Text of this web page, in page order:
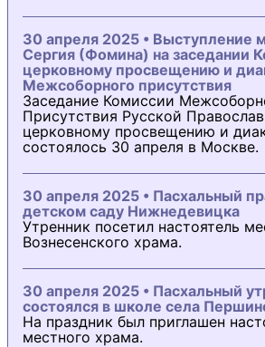
30 апреля 2025 • Выступление
Сергия (Фомина) на заседании
церковному просвещению и
Межсоборного присутствия
Заседание Комиссии
Присутствия Русской
церковному просвещению и
состоялось 30 апреля в Москве.
30 апреля 2025 • Пасхальный
детском саду Нижнедевицка
Утренник посетил настоятель
Вознесенского храма.
30 апреля 2025 • Пасхальный
состоялся в школе села
На праздник был приглашен
местного храма.